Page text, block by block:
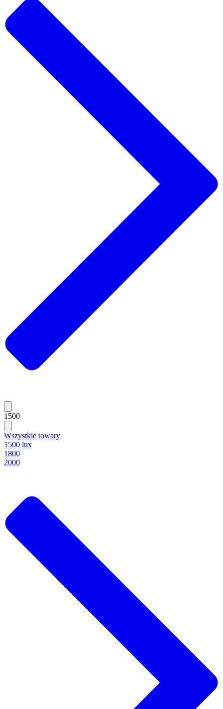
1500
Wszystkie towary
1500 lux
1800
2000